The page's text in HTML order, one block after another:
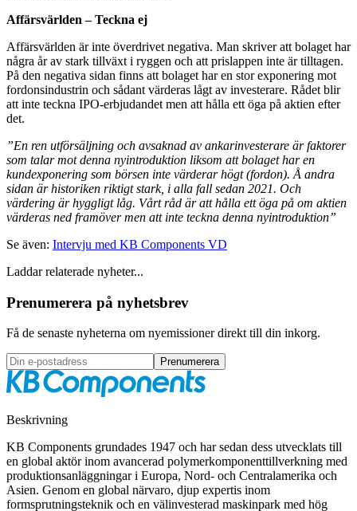
Affärsvärlden – Teckna ej
Affärsvärlden är inte överdrivet negativa. Man skriver att bolaget har
några år av stark tillväxt i ryggen och att prislappen inte är tilltagen.
På den negativa sidan finns att bolaget har en stor exponering mot
fordonsindustrin och sådant värderas lågt av investerare. Rådet blir
att inte teckna IPO-erbjudandet men att hålla ett öga på aktien efter
det.
”En ren utförsäljning och avsaknad av ankarinvesterare är faktorer
som talar mot denna nyintroduktion liksom att bolaget har en
kundexponering som börsen inte värderar högt (fordon). Å andra
sidan är historiken riktigt stark, i alla fall sedan 2021. Och
värdering är hyggligt låg. Vårt råd är att hålla ett öga på om aktien
värderas ned framöver men att inte teckna denna nyintroduktion”
Se även: Intervju med KB Components VD
Laddar relaterade nyheter...
Prenumerera på nyhetsbrev
Få de senaste nyheterna om nyemissioner direkt till din inkorg.
Prenumerera
Beskrivning
KB Components grundades 1947 och har sedan dess utvecklats till
en global aktör inom avancerad polymerkomponenttillverkning med
produktionsanläggningar i Europa, Nord- och Centralamerika och
Asien. Genom en global närvaro, djup expertis inom
formsprutningsteknik och en välinvesterad maskinpark med hög